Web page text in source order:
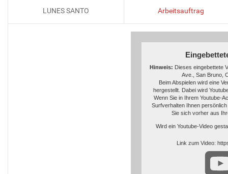
LUNES SANTO Arbeitsauftrag
Hinweis: Dieses eingebettete
Ave., San Bruno,
Beim Abspielen wird eine
hergestellt. Dabei wird
Wenn Sie in Ihrem Youtube-
Surfverhalten Ihnen
Sie sich vorher aus
Wird ein Youtube-Video
Wer das Speichern von
hat, wird auch beim
Cookies rechnen müssen.
nicht-personenbezogene
Link zum Video: